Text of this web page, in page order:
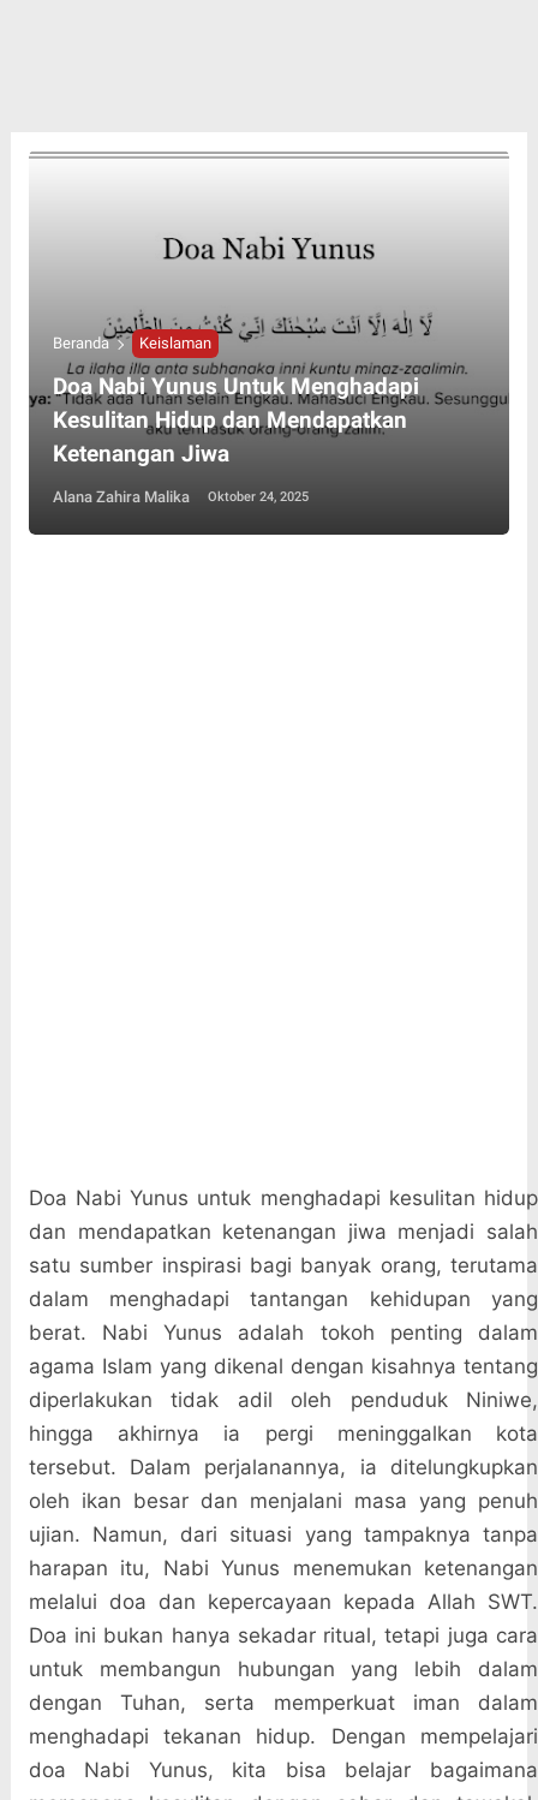
Beranda Keislaman
Doa Nabi Yunus Untuk Menghadapi
Kesulitan Hidup dan Mendapatkan
Ketenangan Jiwa
Alana Zahira Malika Oktober 24, 2025
Doa Nabi Yunus untuk menghadapi kesulitan hidup
dan mendapatkan ketenangan jiwa menjadi salah
satu sumber inspirasi bagi banyak orang, terutama
dalam menghadapi tantangan kehidupan yang
berat. Nabi Yunus adalah tokoh penting dalam
agama Islam yang dikenal dengan kisahnya tentang
diperlakukan tidak adil oleh penduduk Niniwe,
hingga akhirnya ia pergi meninggalkan kota
tersebut. Dalam perjalanannya, ia ditelungkupkan
oleh ikan besar dan menjalani masa yang penuh
ujian. Namun, dari situasi yang tampaknya tanpa
harapan itu, Nabi Yunus menemukan ketenangan
melalui doa dan kepercayaan kepada Allah SWT.
Doa ini bukan hanya sekadar ritual, tetapi juga cara
untuk membangun hubungan yang lebih dalam
dengan Tuhan, serta memperkuat iman dalam
menghadapi tekanan hidup. Dengan mempelajari
doa Nabi Yunus, kita bisa belajar bagaimana